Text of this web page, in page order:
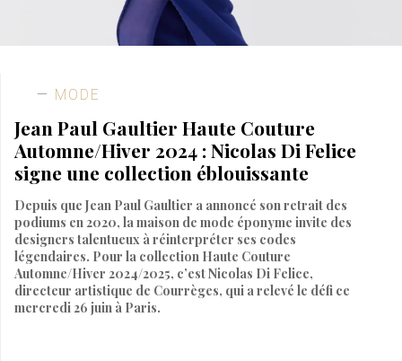
MODE
Jean Paul Gaultier Haute Couture
Automne/Hiver 2024 : Nicolas Di Felice
signe une collection éblouissante
Depuis que Jean Paul Gaultier a annoncé son retrait des
podiums en 2020, la maison de mode éponyme invite des
designers talentueux à réinterpréter ses codes
légendaires. Pour la collection Haute Couture
Automne/Hiver 2024/2025, c’est Nicolas Di Felice,
directeur artistique de Courrèges, qui a relevé le défi ce
mercredi 26 juin à Paris.